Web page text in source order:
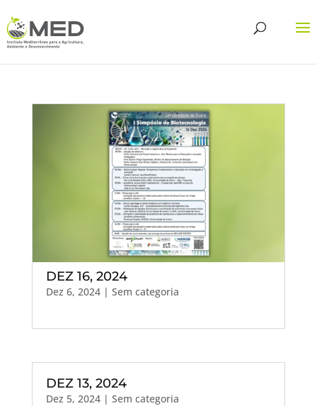
DEZ 16, 2024
Dez 6, 2024| Sem categoria
DEZ 13, 2024
Dez 5, 2024| Sem categoria